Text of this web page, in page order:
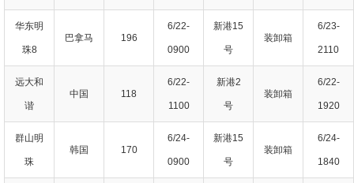
华东明
珠8
巴拿马 196
6/22-
0900
新港15
号
装卸箱
6/23-
2110
远大和
谐
中国 118
6/22-
1100
新港2
号
装卸箱
6/22-
1920
群山明
珠
韩国 170
6/24-
0900
新港15
号
装卸箱
6/24-
1840